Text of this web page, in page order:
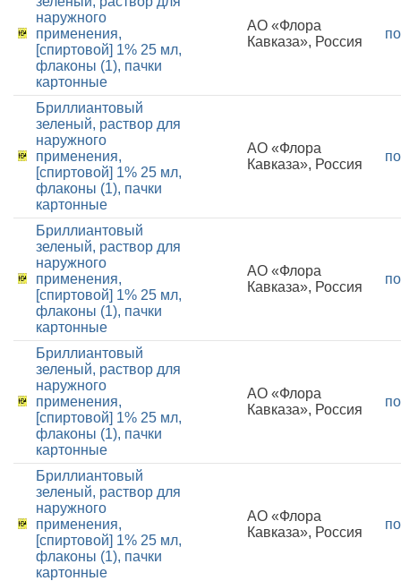
наружного
применения,
[спиртовой] 1% 25 мл,
флаконы (1), пачки
картонные
АО «Флора
Кавказа», Россия
Бриллиантовый
зеленый, раствор для
наружного
применения,
[спиртовой] 1% 25 мл,
флаконы (1), пачки
картонные
АО «Флора
Кавказа», Россия
Бриллиантовый
зеленый, раствор для
наружного
применения,
[спиртовой] 1% 25 мл,
флаконы (1), пачки
картонные
АО «Флора
Кавказа», Россия
Бриллиантовый
зеленый, раствор для
наружного
применения,
[спиртовой] 1% 25 мл,
флаконы (1), пачки
картонные
АО «Флора
Кавказа», Россия
Бриллиантовый
зеленый, раствор для
наружного
применения,
[спиртовой] 1% 25 мл,
флаконы (1), пачки
картонные
АО «Флора
Кавказа», Россия